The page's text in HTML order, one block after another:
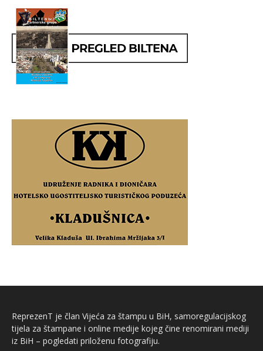
ReprezenT je član Vijeća za štampu u BiH, samoregulacijskog
tijela za štampane i online medije kojeg čine renomirani mediji
iz BiH – pogledati priloženu fotografiju.